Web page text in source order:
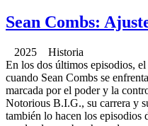
Sean Combs:
2025 Historia
En los dos últimos episodios, el
cuando Sean Combs se
marcada por el poder y la
Notorious B.I.G., su carrera y
también lo hacen los episodios